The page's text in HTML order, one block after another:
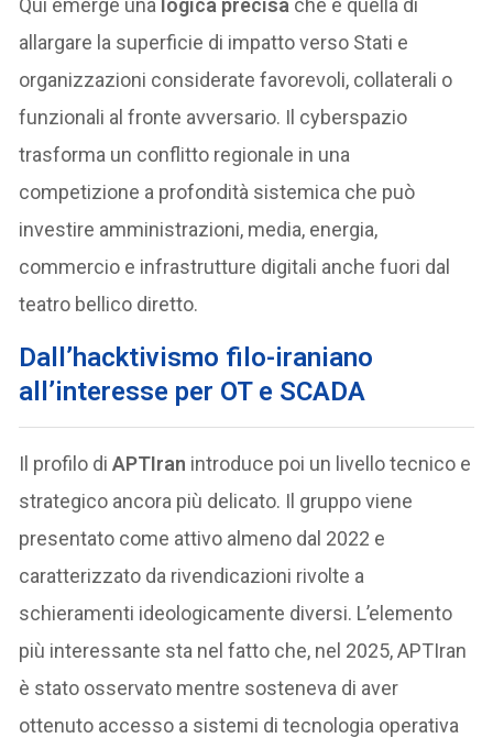
allargare la superficie di impatto verso Stati e
organizzazioni considerate favorevoli, collaterali o
funzionali al fronte avversario. Il cyberspazio
trasforma un conflitto regionale in una
competizione a profondità sistemica che può
investire amministrazioni, media, energia,
commercio e infrastrutture digitali anche fuori dal
teatro bellico diretto.
Dall’hacktivismo filo-iraniano
all’interesse per OT e SCADA
Il profilo diAPTIran introduce poi un livello tecnico e
strategico ancora più delicato. Il gruppo viene
presentato come attivo almeno dal 2022 e
caratterizzato da rivendicazioni rivolte a
schieramenti ideologicamente diversi. L’elemento
più interessante sta nel fatto che, nel 2025, APTIran
è stato osservato mentre sosteneva di aver
ottenuto accesso a sistemi di tecnologia operativa